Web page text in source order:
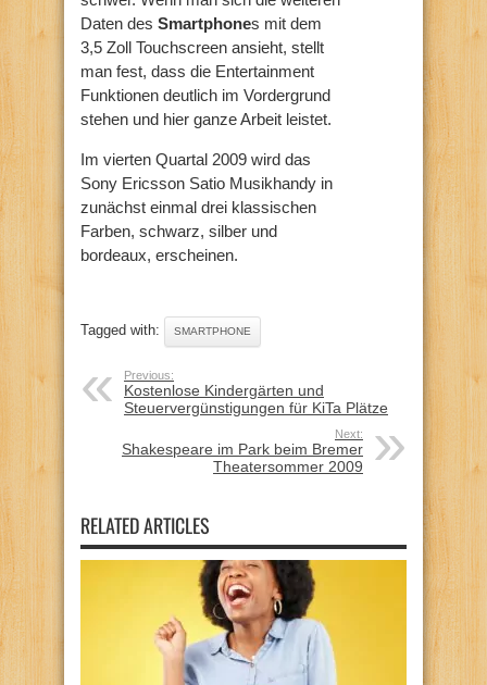
Daten des Smartphones mit dem
3,5 Zoll Touchscreen ansieht, stellt
man fest, dass die Entertainment
Funktionen deutlich im Vordergrund
stehen und hier ganze Arbeit leistet.
Im vierten Quartal 2009 wird das
Sony Ericsson Satio Musikhandy in
zunächst einmal drei klassischen
Farben, schwarz, silber und
bordeaux, erscheinen.
Tagged with: SMARTPHONE
Previous:
Kostenlose Kindergärten und
Steuervergünstigungen für KiTa Plätze
Next:
Shakespeare im Park beim Bremer
Theatersommer 2009
RELATED ARTICLES